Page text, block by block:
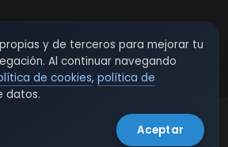
All Rights Reserved.
y de terceros para mejorar tu
Al continuar navegando
de cookies, política de
datos.
Aceptar